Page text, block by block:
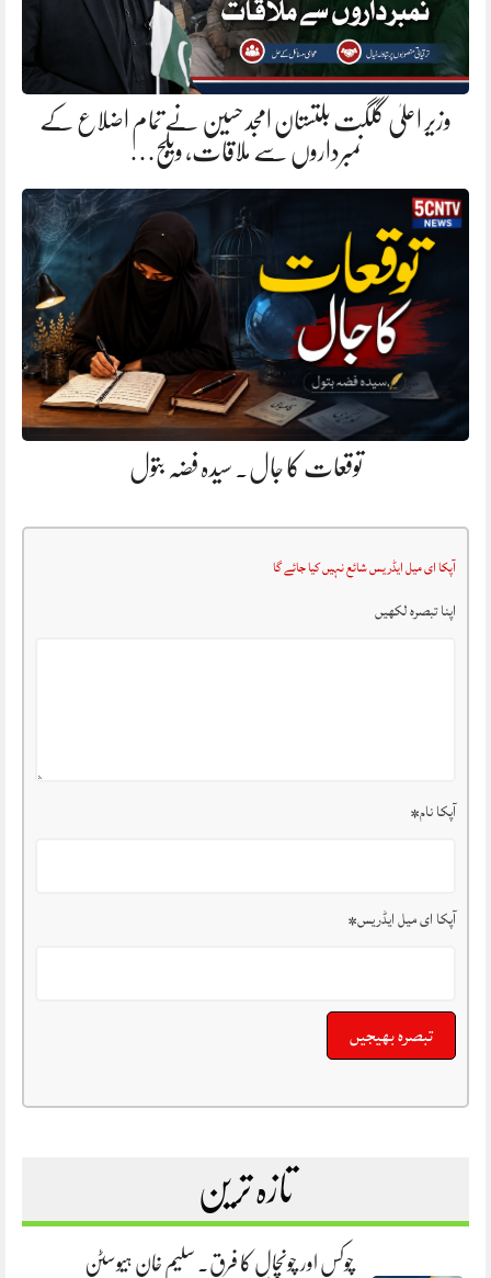
وزیر اعلیٰ گلگت بلتستان امجد حسین نے تمام اضلاع کے
نمبرداروں سے ملاقات، ویلج…
توقعات کا جال. سیدہ فضہ بتول
آپکا ای میل ایڈریس شائع نہیں کیا جائے گا
اپنا تبصرہ لکھیں
آپکا نام*
آپکا ای میل ایڈریس*
تازہ ترین
چوکس اور چونچال کا فرق. سلیم خان ہیوسٹن